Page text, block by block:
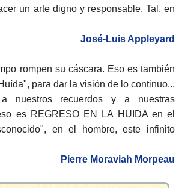
un arte digno y responsable. Tal, en
José-Luis Appleyard
rompen su cáscara. Eso es también
para dar la visión de lo continuo...
nuestros recuerdos y a nuestras
es REGRESO EN LA HUIDA en el
en el hombre, este infinito
Pierre Moraviah Morpeau